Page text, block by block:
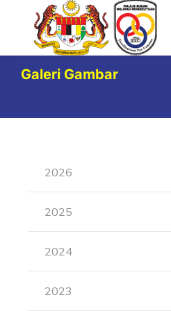
Galeri Gambar
2026
2025
2024
2023